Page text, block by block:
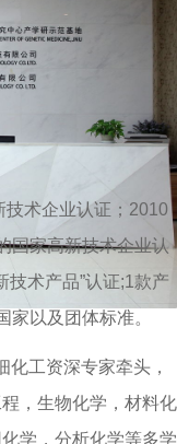
术企业认证；2010
国家高新技术企业认
技术产品”认证;1款产
以及团体标准。
工资深专家牵头，
，生物化学，材料化
学，分析化学等多学